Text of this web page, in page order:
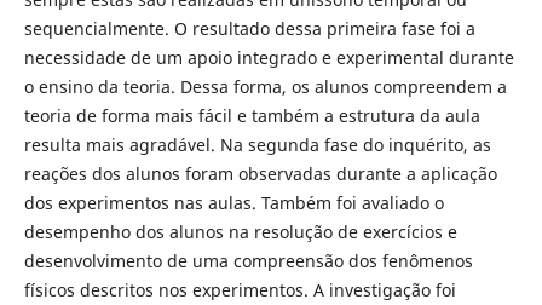
sequencialmente. O resultado dessa primeira fase foi a
necessidade de um apoio integrado e experimental durante
o ensino da teoria. Dessa forma, os alunos compreendem a
teoria de forma mais fácil e também a estrutura da aula
resulta mais agradável. Na segunda fase do inquérito, as
reações dos alunos foram observadas durante a aplicação
dos experimentos nas aulas. Também foi avaliado o
desempenho dos alunos na resolução de exercícios e
desenvolvimento de uma compreensão dos fenômenos
físicos descritos nos experimentos. A investigação foi